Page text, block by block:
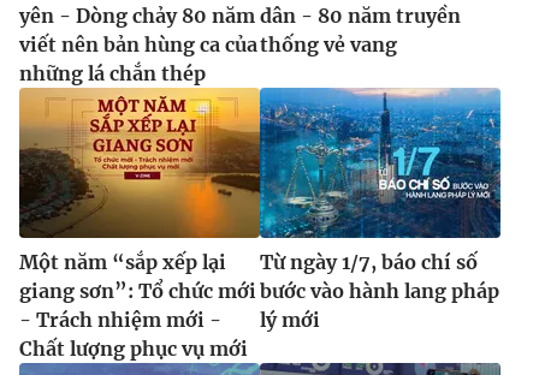
yên - Dòng chảy 80 năm
viết nên bản hùng ca của
những lá chắn thép
dân - 80 năm truyền
thống vẻ vang
Một năm “sắp xếp lại
giang sơn”: Tổ chức mới
- Trách nhiệm mới -
Chất lượng phục vụ mới
Từ ngày 1/7, báo chí số
bước vào hành lang pháp
lý mới